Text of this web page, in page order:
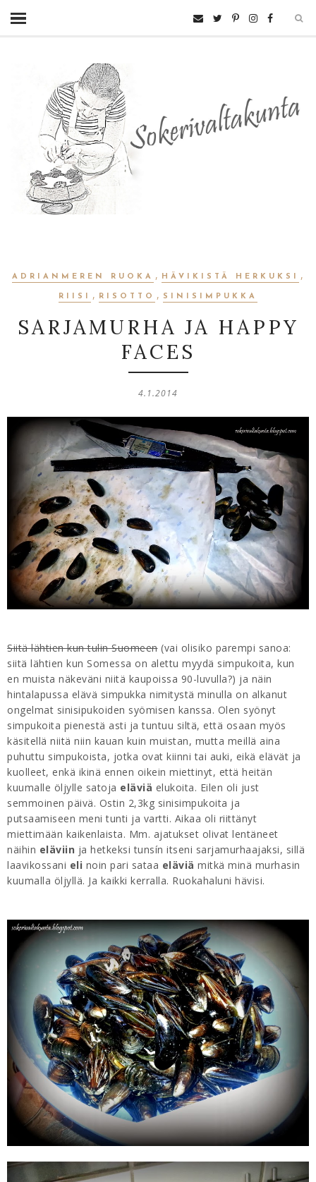
ADRIANMEREN RUOKA , HÄVIKISTÄ HERKUKSI ,
RIISI , RISOTTO , SINISIMPUKKA
SARJAMURHA JA HAPPY
FACES
4.1.2014
Siitä lähtien kun tulin Suomeen(vai olisiko parempi sanoa:
siitä lähtien kun Somessa on alettu myydä simpukoita, kun
en muista näkeväni niitä kaupoissa 90-luvulla?) ja näin
hintalapussa elävä simpukka nimitystä minulla on alkanut
ongelmat sinisipukoiden syömisen kanssa. Olen syönyt
simpukoita pienestä asti ja tuntuu siltä, että osaan myös
käsitellä niitä niin kauan kuin muistan, mutta meillä aina
puhuttu simpukoista, jotka ovat kiinni tai auki, eikä elävät ja
kuolleet, enkä ikinä ennen oikein miettinyt, että heitän
kuumalle öljylle satoja eläviä elukoita. Eilen oli just
semmoinen päivä. Ostin 2,3kg sinisimpukoita ja
putsaamiseen meni tunti ja vartti. Aikaa oli riittänyt
miettimään kaikenlaista. Mm. ajatukset olivat lentäneet
näihin eläviin ja hetkeksi tunsín itseni sarjamurhaajaksi, sillä
laavikossani eli noin pari sataa eläviä mitkä minä murhasin
kuumalla öljyllä. Ja kaikki kerralla. Ruokahaluni hävisi.